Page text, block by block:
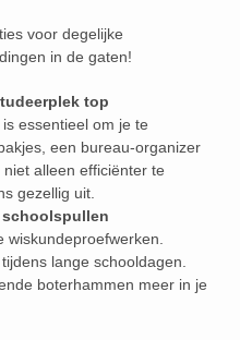
voor degelijke
in de gaten!
top
essentieel om je te
een bureau-organizer
alleen efficiënter te
gezellig uit.
schoolspullen
wiskundeproefwerken.
lange schooldagen.
boterhammen meer in je